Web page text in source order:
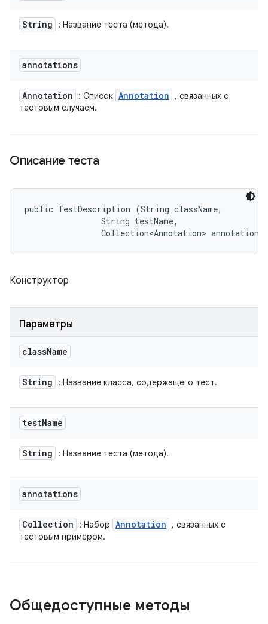
String : Название теста (метода).
annotations
Annotation : Список Annotation
, связанных с
тестовым случаем.
Описание теста
public TestDescription (String className,
                String testName,
Collection<Annotation>
Конструктор
Параметры
className
String : Название класса, содержащего тест.
testName
String : Название теста (метода).
annotations
Collection : Набор Annotation
, связанных с
тестовым примером.
Общедоступные методы